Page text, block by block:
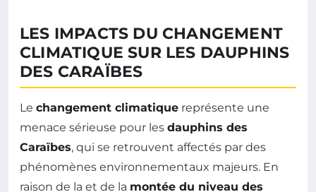
LES IMPACTS DU CHANGEMENT
CLIMATIQUE SUR LES DAUPHINS
DES CARAÏBES
Le changement climatique représente une
menace sérieuse pour les dauphins des
Caraïbes, qui se retrouvent affectés par des
phénomènes environnementaux majeurs. En
raison de la et de la montée du niveau des